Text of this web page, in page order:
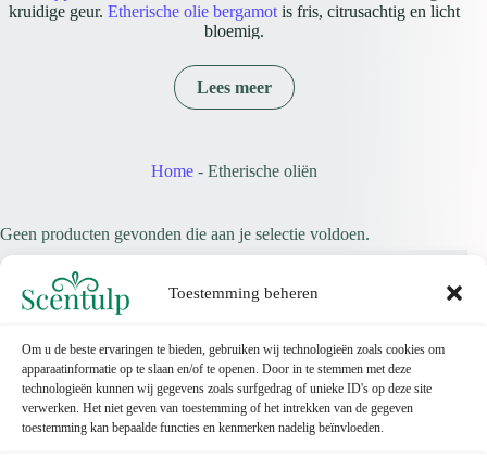
Toestemming beheren
Om u de beste ervaringen te bieden, gebruiken wij technologieën zoals cookies om
apparaatinformatie op te slaan en/of te openen. Door in te stemmen met deze
technologieën kunnen wij gegevens zoals surfgedrag of unieke ID's op deze site
verwerken. Het niet geven van toestemming of het intrekken van de gegeven
toestemming kan bepaalde functies en kenmerken nadelig beïnvloeden.
kruidige geur. Etherische olie bergamotis fris, citrusachtig en licht
bloemig.
Een diffuser verspreidt geur gelijkmatig door de ruimte. Voeg water
toe volgens de handleiding van je diffuser en gebruik daarna een
paar druppels olie. Begin met een lage dosering, vooral in kleinere
gebruiksmomenten.
bloemen, schillen of hout. Geurolie is vooral bedoeld voor
geurbeleving en kan anders zijn samengesteld. Zoek je vooral
bergamot, dan zit je goed in deze categorie. Zoek je warme
parfumachtige huisgeuren zoals amber, vanille of musk, bekijk dan
Populaire etherische oliën
Populaire keuzes zijn lavendel voor een zachte bloemengeur,
eucalyptus voor een frisse sfeer, tea tree voor een kruidige geur en
bergamot voor een heldere citrusnoot. Wil je meer achtergrond over
biologische varianten, lees dan ook onze gids overbiologische
Lees meer
Home- Etherische oliën
Geen producten gevonden die aan je selectie voldoen.
Contact